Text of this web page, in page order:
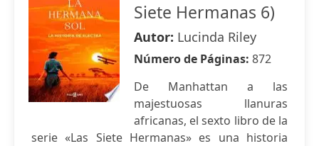
Siete Hermanas 6)
Autor: Lucinda Riley
Número de Páginas: 872
De Manhattan a las
majestuosas llanuras
africanas, el sexto libro de la
serie «Las Siete Hermanas» es una historia